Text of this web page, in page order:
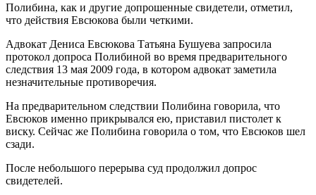
Полибина, как и другие допрошенные свидетели, отметил,
что действия Евсюкова были четкими.
Адвокат Дениса Евсюкова Татьяна Бушуева запросила
протокол допроса Полибиной во время предварительного
следствия 13 мая 2009 года, в котором адвокат заметила
незначительные противоречия.
На предварительном следствии Полибина говорила, что
Евсюков именно прикрывался ею, приставил пистолет к
виску. Сейчас же Полибина говорила о том, что Евсюков шел
сзади.
После небольшого перерыва суд продолжил допрос
свидетелей.